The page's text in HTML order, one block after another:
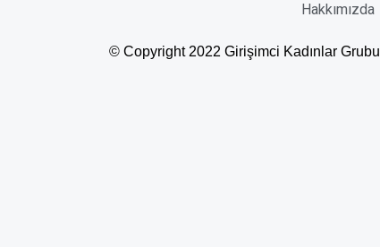
Hakkımızda
© Copyright 2022 Girişimci Kadınlar Grubu